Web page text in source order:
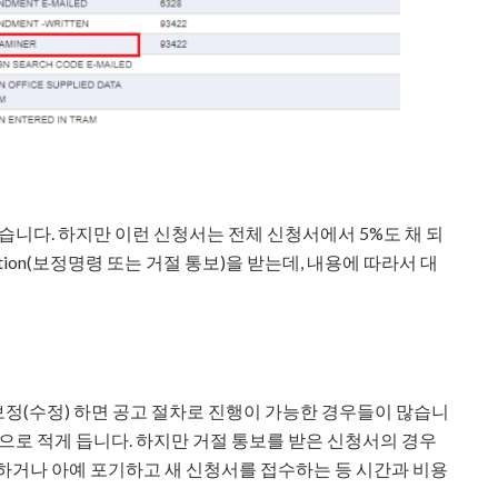
다. 하지만 이런 신청서는 전체 신청서에서 5%도 채 되
보정명령 또는 거절 통보)을 받는데, 내용에 따라서 대
(수정) 하면 공고 절차로 진행이 가능한 경우들이 많습니
로 적게 듭니다. 하지만 거절 통보를 받은 신청서의 경우
나 아예 포기하고 새 신청서를 접수하는 등 시간과 비용